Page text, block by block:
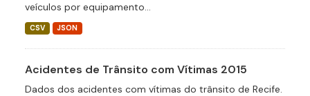
veículos por equipamento...
CSV JSON
Acidentes de Trânsito com Vítimas 2015
Dados dos acidentes com vítimas do trânsito de Recife.